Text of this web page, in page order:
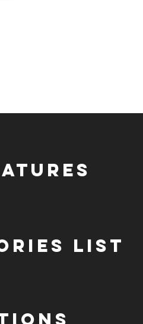
List